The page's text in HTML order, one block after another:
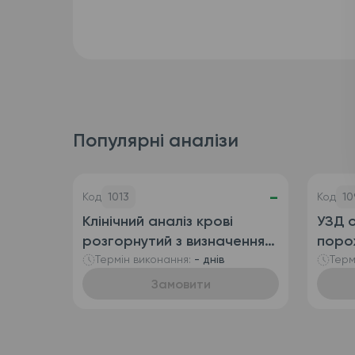
Популярні аналізи
Код 1013 -
Клінічний аналіз крові
розгорнутий з визначенням
ретикулоцитів
(автоматизований + ручна
Термін виконання: - днів
Замовити
Код
УЗД